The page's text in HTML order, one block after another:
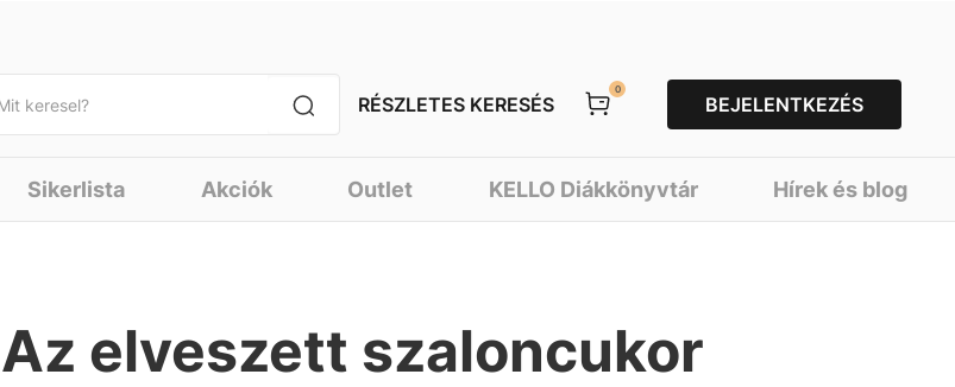
RÉSZLETES KERESÉS
0
BEJELENTKEZÉS
Sikerlista Akciók Outlet KELLO Diákkönyvtár Hírek és blog
Az elveszett szaloncukor